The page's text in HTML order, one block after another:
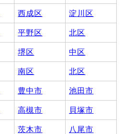
西成区 淀川区
平野区 北区
堺区 中区
南区 北区
豊中市 池田市
高槻市 貝塚市
茨木市 八尾市